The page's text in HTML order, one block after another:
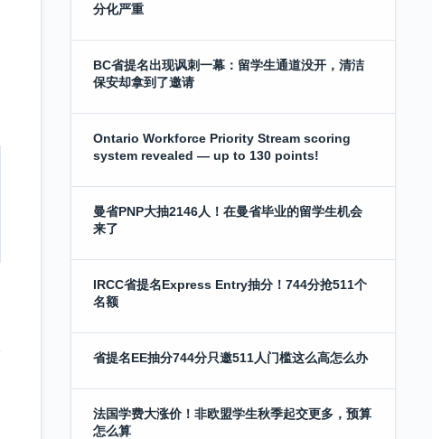
分化严重
BC省提名出现讽刺一幕：留学生通道没开，清洁
保安却拿到了邀请
Ontario Workforce Priority Stream scoring
system revealed — up to 130 points!
曼省PNP大抽2146人！在曼省毕业的留学生机会
来了
IRCC省提名Express Entry抽分！744分抢511个
名额
省提名EE抽分744分只邀511人门槛这么高怎么办
法国学费大涨价！非欧盟学生秋季起交更多，预算
怎么算